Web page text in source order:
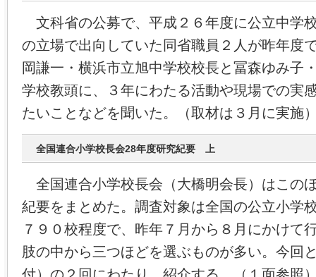
文科省の公募で、平成２６年度に公立中学
の立場で出向していた同省職員２人が昨年度
岡謙一・横浜市立旭中学校校長と冨森ゆみ子
学校教頭に、３年にわたる活動や現場での実
たいことなどを聞いた。（取材は３月に実施
全国連合小学校長会28年度研究紀要 上
全国連合小学校長会（大橋明会長）はこの
紀要をまとめた。調査対象は全国の公立小学
７９０校程度で、昨年７月から８月にかけて
肢の中から三つほどを選ぶものが多い。今回
付）の２回にわたり、紹介する。（１面参照